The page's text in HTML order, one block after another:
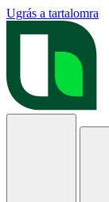
Ugrás a tartalomra